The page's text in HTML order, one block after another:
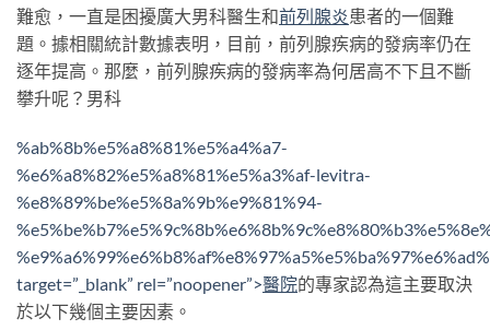
難愈，一直是困擾廣大男科醫生和前列腺炎患者的一個難
題。據相關統計數據表明，目前，前列腺疾病的發病率仍在
逐年提高。那麼，前列腺疾病的發病率為何居高不下且不斷
攀升呢？男科
%ab%8b%e5%a8%81%e5%a4%a7-
%e6%a8%82%e5%a8%81%e5%a3%af-levitra-
%e8%89%be%e5%8a%9b%e9%81%94-
target=”_blank” rel=”noopener”>醫院的專家認為這主要取決
於以下幾個主要因素。